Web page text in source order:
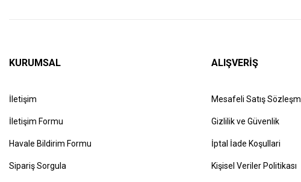
KURUMSAL
İletişim
İletişim Formu
Havale Bildirim Formu
Sipariş Sorgula
ALIŞVERİŞ
Mesafeli Satış
Gizlilik ve Güvenlik
İptal İade Koşullari
Kişisel Veriler Politikası